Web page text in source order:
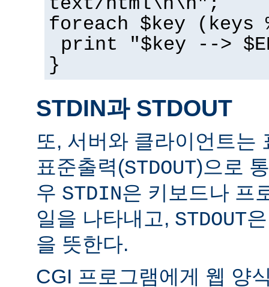
text/html\n\n";
foreach $key (keys
print "$key -->
}
STDIN과 STDOUT
또, 서버와 클라이언트는
표준출력(STDOUT)으로
우 STDIN은 키보드나 프
일을 나타내고, STDOUT
을 뜻한다.
CGI 프로그램에게 웹 양